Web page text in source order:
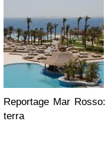
Reportage Mar
terra